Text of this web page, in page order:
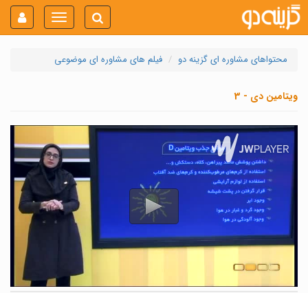
Toggle
navigation
محتواهای مشاوره ای گزینه دو فیلم های مشاوره ای موضوعی
ویتامین دی - 3